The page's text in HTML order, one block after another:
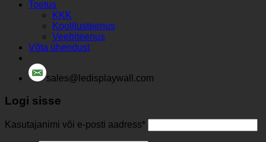
Toetus
KKK
Koolitusteenus
Veebiteenus
Võta ühendust
sales@ledisplaywall.com
Logi sisse
Kasutajanimi või e-posti aadress*